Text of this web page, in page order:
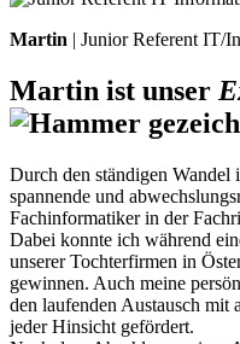
Martin | Junior Referent IT/
Martin ist unser
Durch den ständigen
spannende und
Fachinformatiker in der
Dabei konnte ich während
unserer Tochterfirmen in
gewinnen. Auch meine
den laufenden Austausch
jeder Hinsicht gefördert.